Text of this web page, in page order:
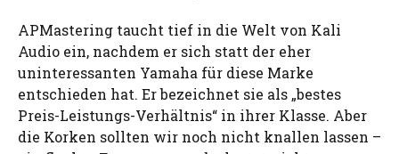
APMastering taucht tief in die Welt von Kali
Audio ein, nachdem er sich statt der eher
uninteressanten Yamaha für diese Marke
entschieden hat. Er bezeichnet sie als „bestes
Preis-Leistungs-Verhältnis“ in ihrer Klasse. Aber
die Korken sollten wir noch nicht knallen lassen –